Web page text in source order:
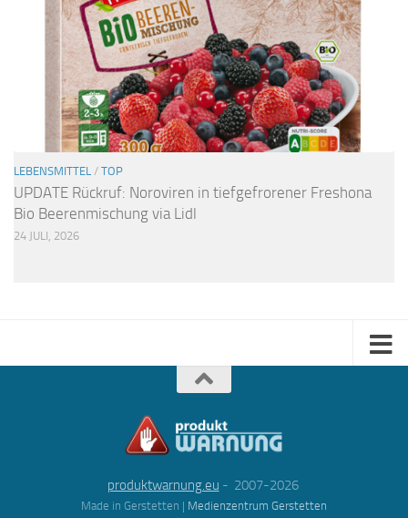
LEBENSMITTEL / TOP
UPDATE Rückruf: Noroviren in tiefgefrorener Freshona
Bio Beerenmischung via Lidl
24 JULI, 2026
produktwarnung.eu - 2007-2026
Made in Gerstetten | Medienzentrum Gerstetten